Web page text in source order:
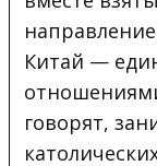
Китай —
говорят,